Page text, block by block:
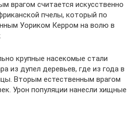
врагом считается искусственно
пчелы, который по
Уориком Керром на волю в
крупные насекомые стали
из дупел деревьев, где из года в
Вторым естественным врагом
Урон популяции нанесли хищные